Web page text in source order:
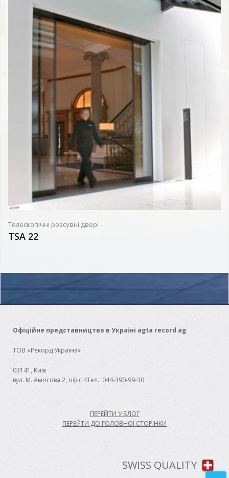
Телескопічні розсувні двері
TSA 22
Офіційне представництво в Україні agta record ag
ТОВ «Рекорд Україна»
03141, Київ
вул. М. Амосова 2, офіс 4Тел.: 044-390-99-30
ПЕРЕЙТИ У БЛОГ
ПЕРЕЙТИ ДО ГОЛОВНОЇ СТОРІНКИ
SWISS QUALITY